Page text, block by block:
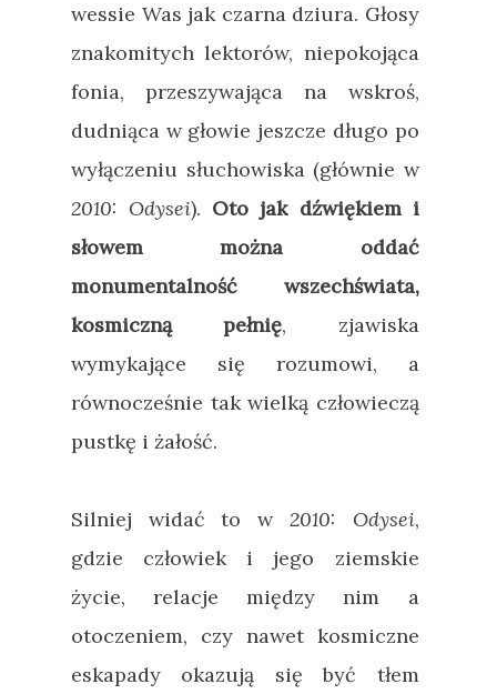
wessie Was jak czarna dziura. Głosy
znakomitych lektorów, niepokojąca
fonia, przeszywająca na wskroś,
dudniąca w głowie jeszcze długo po
wyłączeniu słuchowiska (głównie w
2010: Odysei). Oto jak dźwiękiem i
słowem można oddać
monumentalność wszechświata,
kosmiczną pełnię, zjawiska
wymykające się rozumowi, a
równocześnie tak wielką człowieczą
pustkę i żałość.
Silniej widać to w 2010: Odysei,
gdzie człowiek i jego ziemskie
życie, relacje między nim a
otoczeniem, czy nawet kosmiczne
eskapady okazują się być tłem